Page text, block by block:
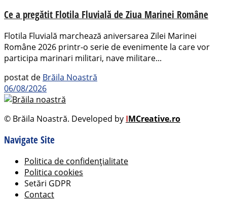
Ce a pregătit Flotila Fluvială de Ziua Marinei Române
Flotila Fluvială marchează aniversarea Zilei Marinei
Române 2026 printr-o serie de evenimente la care vor
participa marinari militari, nave militare...
postat de Brăila Noastră
06/08/2026
© Brăila Noastră. Developed by IMCreative.ro
Navigate Site
Politica de confidențialitate
Politica cookies
Setări GDPR
Contact